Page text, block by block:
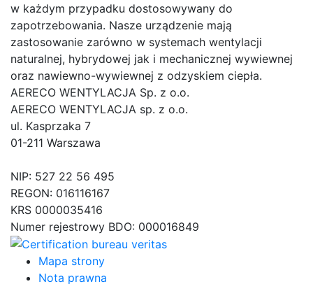
w każdym przypadku dostosowywany do
zapotrzebowania. Nasze urządzenie mają
zastosowanie zarówno w systemach wentylacji
naturalnej, hybrydowej jak i mechanicznej wywiewnej
oraz nawiewno-wywiewnej z odzyskiem ciepła.
AERECO WENTYLACJA Sp. z o.o.
AERECO WENTYLACJA sp. z o.o.
ul. Kasprzaka 7
01-211 Warszawa
NIP: 527 22 56 495
REGON: 016116167
KRS 0000035416
Numer rejestrowy BDO: 000016849
Mapa strony
Nota prawna